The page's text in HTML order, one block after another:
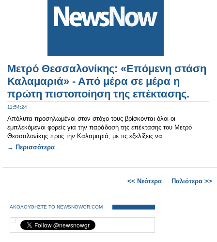
Μετρό Θεσσαλονίκης: «Επόμενη στάση
Καλαμαριά» - Από μέρα σε μέρα η
πρώτη πιστοποίηση της επέκτασης.
11:54:24
Απόλυτα προσηλωμένοι στον στόχο τους βρίσκονται όλοι οι
εμπλεκόμενοι φορείς για την παράδοση της επέκτασης του Μετρό
Θεσσαλονίκης προς την Καλαμαριά, με τις εξελίξεις να
→ Περισσότερα
<< Νεότερα Παλιότερα >>
ΑΚΟΛΟΥΘΗΣΤΕ ΤΟ NEWSNOWGR.COM